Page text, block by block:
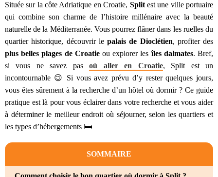
Située sur la côte Adriatique en Croatie, Splitest une ville portuaire
qui combine son charme de l’histoire millénaire avec la beauté
naturelle de la Méditerranée. Vous pourrez flâner dans les ruelles du
quartier historique, découvrir le palais de Dioclétien, profiter des
plus belles plages de Croatieou explorer lesîles dalmates. Bref,
si vous ne savez pasoù aller en Croatie, Split est un
incontournable 😉 Si vous avez prévu d’y rester quelques jours,
vous êtes sûrement à la recherche d’un hôtel où dormir ? Ce guide
pratique est là pour vous éclairer dans votre recherche et vous aider
à déterminer le meilleur endroit où séjourner, selon les quartiers et
les types d’hébergements 🛏️
SOMMAIRE